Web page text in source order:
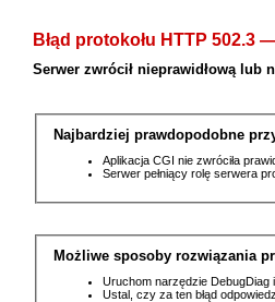
Błąd protokołu HTTP 502.3
Serwer zwrócił nieprawidłową lub
Najbardziej prawdopodobne
Aplikacja CGI nie zwróciła
Serwer pełniący rolę serwera
Możliwe sposoby rozwiązania
Uruchom narzędzie
Ustal, czy za ten błąd